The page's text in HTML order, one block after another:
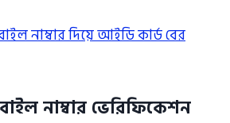
নাম্বার দিয়ে আইডি কার্ড বের
নাম্বার ভেরিফিকেশন